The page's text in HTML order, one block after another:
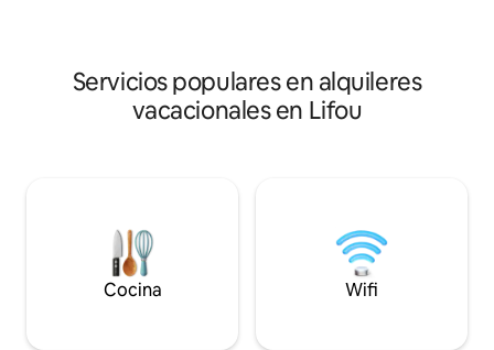
Servicios populares en alquileres
vacacionales en Lifou
Cocina Wifi